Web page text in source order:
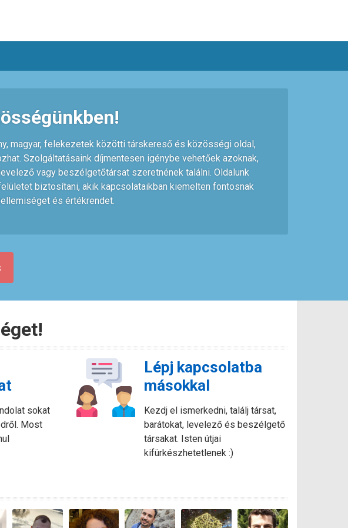
magyar, felekezetek közötti társkereső és közösségi oldal,
Szolgáltatásaink díjmentesen igénybe vehetőek azoknak,
vagy beszélgetőtársat szeretnének találni. Oldalunk
biztosítani, akik kapcsolataikban kiemelten fontosnak
és értékrendet.
sokat
Most
Lépj kapcsolatba
másokkal
Kezdj el ismerkedni, találj társat,
barátokat, levelező és beszélgető
társakat. Isten útjai
kifürkészhetetlenek :)
Weboldalunk használatával Ön hozzájárul a